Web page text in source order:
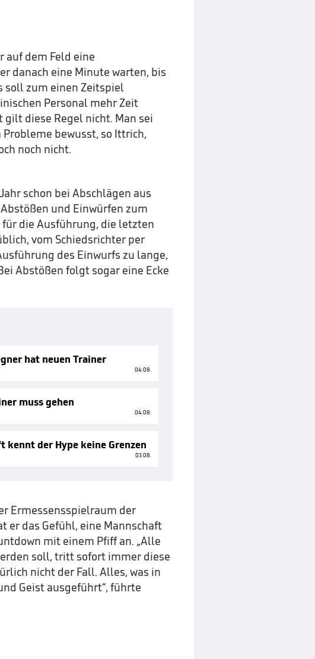
auf dem Feld eine
danach eine Minute warten, bis
soll zum einen Zeitspiel
Personal mehr Zeit
diese Regel nicht. Man sei
bewusst, so Ittrich,
noch nicht.
schon bei Abschlägen aus
und Einwürfen zum
die Ausführung, die letzten
vom Schiedsrichter per
des Einwurfs zu lange,
Abstößen folgt sogar eine Ecke
hat neuen Trainer
04.08.
muss gehen
04.08.
kennt der Hype keine Grenzen
03.08.
Ermessensspielraum der
er das Gefühl, eine Mannschaft
mit einem Pfiff an. „Alle
soll, tritt sofort immer diese
nicht der Fall. Alles, was in
Geist ausgeführt“, führte